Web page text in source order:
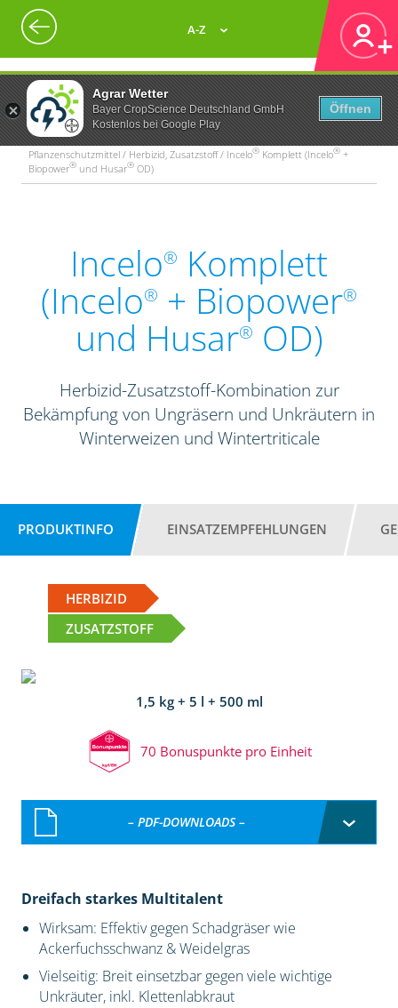
Agrar Wetter
Bayer CropScience Deutschland GmbH
Kostenlos bei Google Play
Öffnen
A-Z
Pflanzenschutzmittel / Herbizid, Zusatzstoff / Incelo® Komplett (Incelo® +
Biopower® und Husar® OD)
Incelo® Komplett
(Incelo® + Biopower®
und Husar® OD)
Herbizid-Zusatzstoff-Kombination zur
Bekämpfung von Ungräsern und Unkräutern in
Winterweizen und Wintertriticale
PRODUKTINFO EINSATZEMPFEHLUNGEN
HERBIZID
ZUSATZSTOFF
1,5 kg + 5 l + 500 ml
70 Bonuspunkte pro Einheit
– PDF-DOWNLOADS –
Dreifach starkes Multitalent
Wirksam: Effektiv gegen Schadgräser wie
Ackerfuchsschwanz & Weidelgras
Vielseitig: Breit einsetzbar gegen viele wichtige
Unkräuter, inkl. Klettenlabkraut